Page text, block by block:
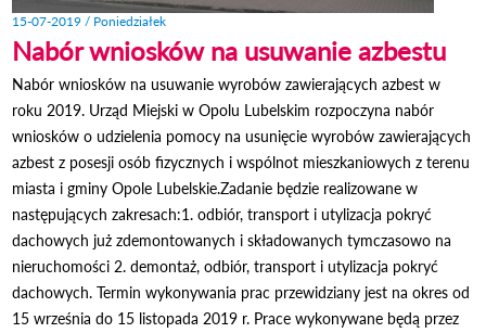
15-07-2019 / Poniedziałek
Nabór wniosków na usuwanie azbestu
Nabór wniosków na usuwanie wyrobów zawierających azbest w
roku 2019. Urząd Miejski w Opolu Lubelskim rozpoczyna nabór
wniosków o udzielenia pomocy na usunięcie wyrobów zawierających
azbest z posesji osób fizycznych i wspólnot mieszkaniowych z terenu
miasta i gminy Opole Lubelskie.Zadanie będzie realizowane w
następujących zakresach:1. odbiór, transport i utylizacja pokryć
dachowych już zdemontowanych i składowanych tymczasowo na
nieruchomości 2. demontaż, odbiór, transport i utylizacja pokryć
dachowych. Termin wykonywania prac przewidziany jest na okres od
15 września do 15 listopada 2019 r. Prace wykonywane będą przez